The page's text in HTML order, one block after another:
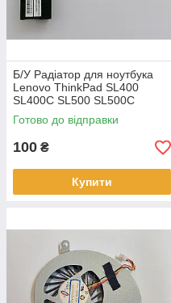
Б/У Радіатор для ноутбука
Lenovo ThinkPad SL400
SL400C SL500 SL500C
(44C0917, 43Y9693)
Готово до відправки
100 ₴
Купити